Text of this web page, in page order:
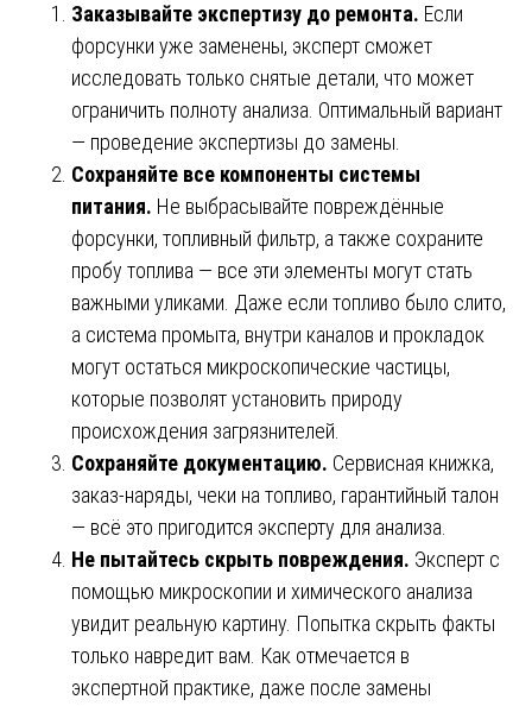
Заказывайте экспертизу до ремонта. Если
форсунки уже заменены, эксперт сможет
исследовать только снятые детали, что может
ограничить полноту анализа. Оптимальный вариант
— проведение экспертизы до замены.
Сохраняйте все компоненты системы
питания. Не выбрасывайте повреждённые
форсунки, топливный фильтр, а также сохраните
пробу топлива — все эти элементы могут стать
важными уликами. Даже если топливо было слито,
а система промыта, внутри каналов и прокладок
могут остаться микроскопические частицы,
которые позволят установить природу
происхождения загрязнителей.
Сохраняйте документацию. Сервисная книжка,
заказ-наряды, чеки на топливо, гарантийный талон
— всё это пригодится эксперту для анализа.
Не пытайтесь скрыть повреждения. Эксперт с
помощью микроскопии и химического анализа
увидит реальную картину. Попытка скрыть факты
только навредит вам. Как отмечается в
экспертной практике, даже после замены